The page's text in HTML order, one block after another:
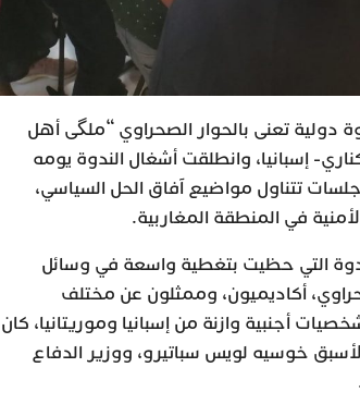
تعنى بالحوار الصحراوي “ملگى أهل
إسبانيا، وانطلقت أشغال الندوة يومه
عبر جلسات تتناول مواضيع آفاق الحل السياسي،
في المنطقة المغاربية.
التي حظيت بتغطية واسعة في وسائل
أكاديميون، وممثلون عن مختلف
أجنبية وازنة من إسبانيا وموريتانيا، كان
خوسيه لويس سباتيرو، ووزير الدفاع